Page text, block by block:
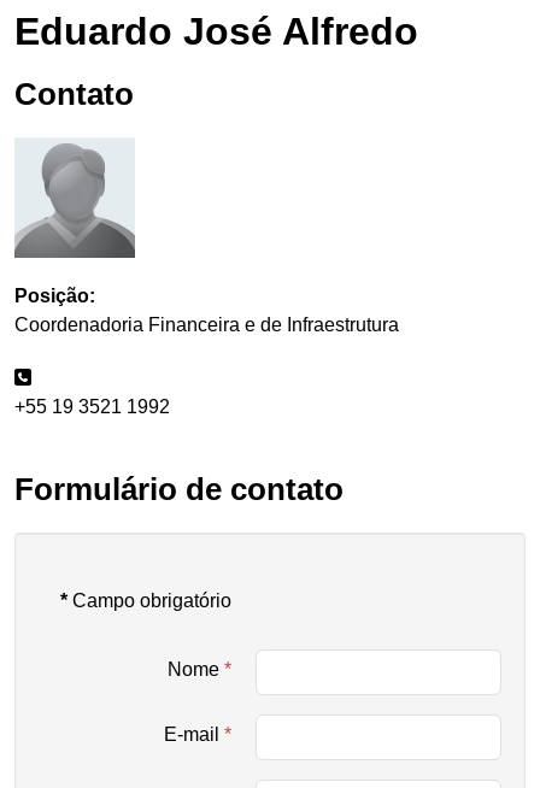
Eduardo José Alfredo
Contato
Posição:
Coordenadoria Financeira e de Infraestrutura
+55 19 3521 1992
Formulário de contato
* Campo obrigatório
Nome *
E-mail *